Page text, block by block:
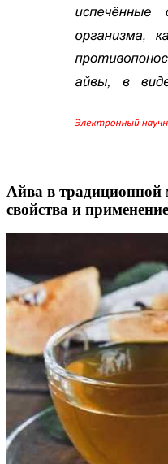
Айва в традиционной
свойства и применение